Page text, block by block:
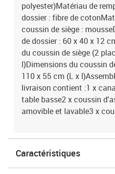
polyester)Matériau de
dossier : fibre de
coussin de siège :
de dossier : 60 x 40 x 12
du coussin de siège (2
l)Dimensions du coussin
110 x 55 cm (L x
livraison contient :1 x
table basse2 x coussin
amovible et lavable3 x
Caractéristiques